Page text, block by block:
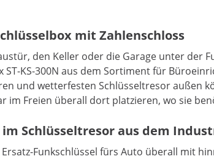
mit Zahlenschloss
den Keller oder die Garage unter der
KS-300N aus dem Sortiment für
und wetterfesten Schlüsseltresor außen
im Freien überall dort platzieren, wo sie
Schlüsseltresor aus dem
Funkschlüssel fürs Auto überall mit